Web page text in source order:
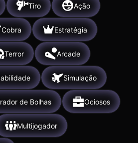
Tiro Ação
Cobra Estratégia
Terror Arcade
Simulação
de Bolhas Ociosos
Multijogador